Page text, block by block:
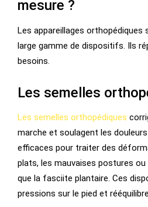
mesure ?
Les appareillages orthopédiques
large gamme de dispositifs. Ils
besoins.
Les semelles
Les semelles orthopédiques
marche et soulagent les
efficaces pour traiter des
plats, les mauvaises postures
que la fasciite plantaire. Ces
pressions sur le pied et